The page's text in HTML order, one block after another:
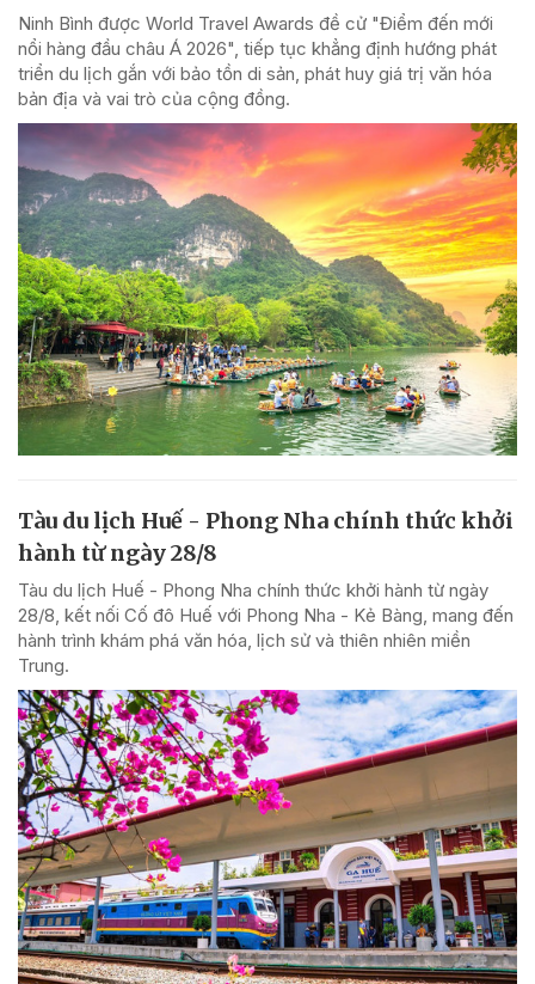
Ninh Bình được World Travel Awards đề cử "Điểm đến mới
nổi hàng đầu châu Á 2026", tiếp tục khẳng định hướng phát
triển du lịch gắn với bảo tồn di sản, phát huy giá trị văn hóa
bản địa và vai trò của cộng đồng.
Tàu du lịch Huế - Phong Nha chính thức khởi
hành từ ngày 28/8
Tàu du lịch Huế - Phong Nha chính thức khởi hành từ ngày
28/8, kết nối Cố đô Huế với Phong Nha - Kẻ Bàng, mang đến
hành trình khám phá văn hóa, lịch sử và thiên nhiên miền
Trung.